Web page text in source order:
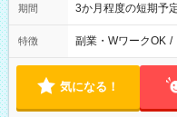
期間 3か月程度の短期予
特徴 副業・WワークOK /
気になる！